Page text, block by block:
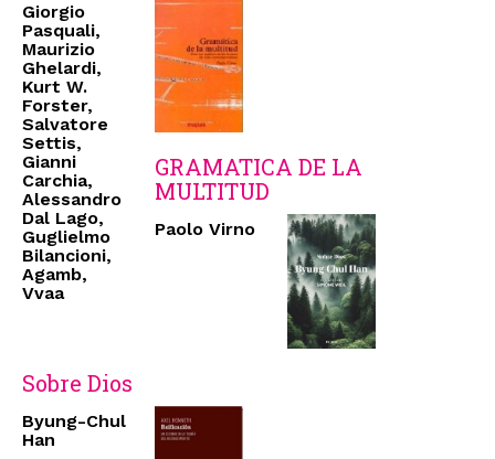
Giorgio
Pasquali,
Maurizio
Ghelardi,
Kurt W.
Forster,
Salvatore
Settis,
Gianni
Carchia,
Alessandro
Dal Lago,
Guglielmo
Bilancioni,
Agamb,
Vvaa
GRAMATICA DE LA
MULTITUD
Paolo Virno
Sobre Dios
Byung-Chul
Han